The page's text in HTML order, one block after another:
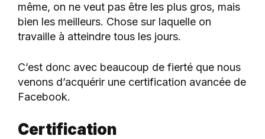
même, on ne veut pas être les plus gros, mais
bien les meilleurs. Chose sur laquelle on
travaille à atteindre tous les jours.
C’est donc avec beaucoup de fierté que nous
venons d’acquérir une certification avancée de
Facebook.
Certification